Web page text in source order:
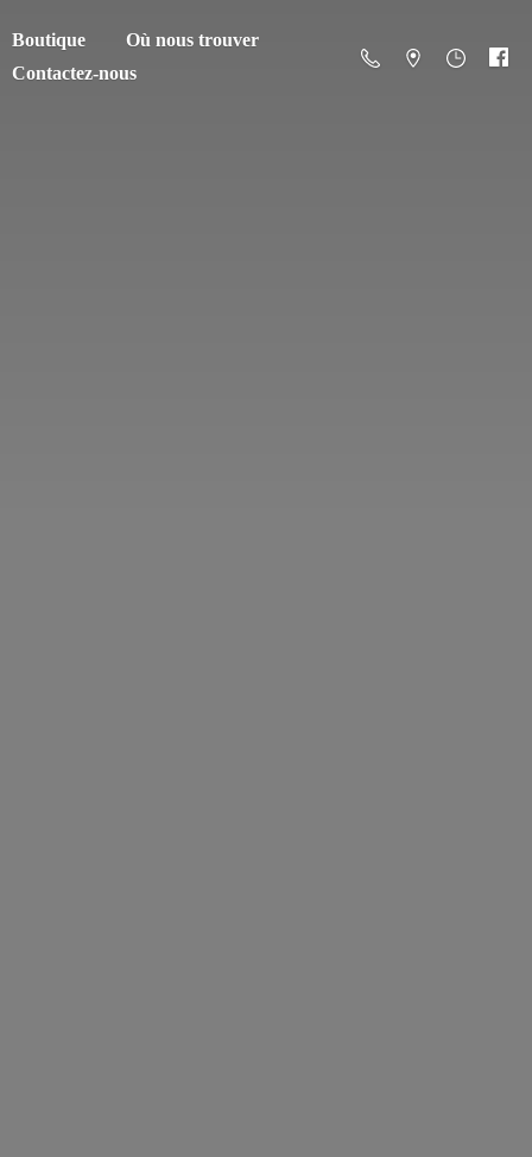
Boutique
Où nous trouver
Contactez-nous